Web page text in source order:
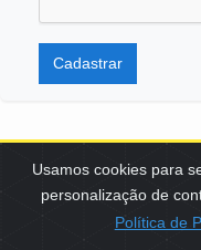
Usamos cookies para
personalização de
Política de
Cadastrar
SCES, TRECHO 02, LOTE
61 3108-7000 /